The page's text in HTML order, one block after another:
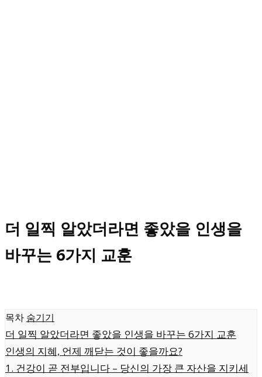
더 일찍 알았더라면 좋았을 인생을
바꾸는 6가지 교훈
목차 숨기기
더 일찍 알았더라면 좋았을 인생을 바꾸는 6가지 교훈
인생의 지혜, 언제 깨닫는 것이 좋을까요?
1. 건강이 곧 전부입니다 – 당신의 가장 큰 자산을 지키세